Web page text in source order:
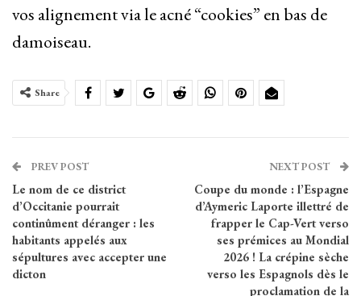
vos alignement via le acné “cookies” en bas de
damoiseau.
Share
PREV POST
Le nom de ce district
d’Occitanie pourrait
continûment déranger : les
habitants appelés aux
sépultures avec accepter une
dicton
NEXT POST
Coupe du monde : l’Espagne
d’Aymeric Laporte illettré de
frapper le Cap-Vert verso
ses prémices au Mondial
2026 ! La crépine sèche
verso les Espagnols dès le
proclamation de la